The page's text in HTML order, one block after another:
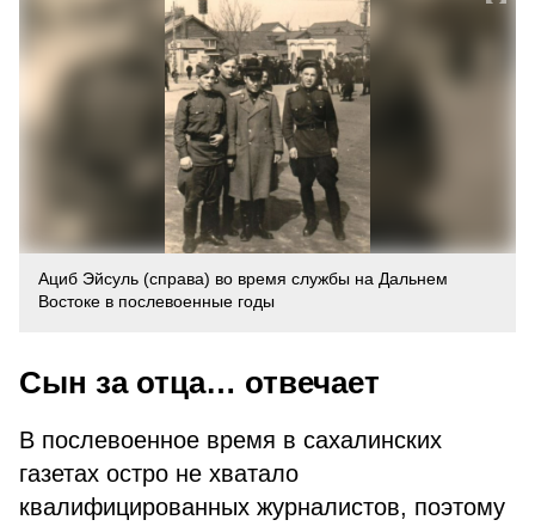
Ациб Эйсуль (справа) во время службы на Дальнем
Востоке в послевоенные годы
Сын за отца… отвечает
В послевоенное время в сахалинских
газетах остро не хватало
квалифицированных журналистов, поэтому